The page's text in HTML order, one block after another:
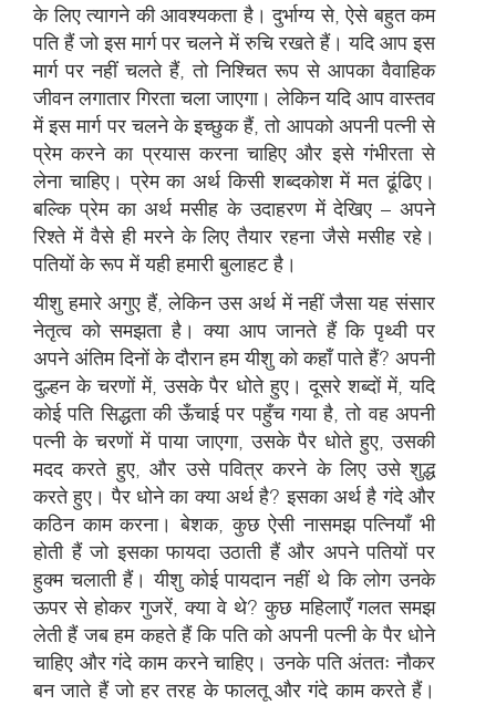
के लिए त्यागने की आवश्यकता है। दुर्भाग्य से, ऐसे बहुत कम
पति हैं जो इस मार्ग पर चलने में रुचि रखते हैं। यदि आप इस
मार्ग पर नहीं चलते हैं, तो निश्चित रूप से आपका वैवाहिक
जीवन लगातार गिरता चला जाएगा। लेकिन यदि आप वास्तव
में इस मार्ग पर चलने के इच्छुक हैं, तो आपको अपनी पत्नी से
प्रेम करने का प्रयास करना चाहिए और इसे गंभीरता से
लेना चाहिए। प्रेम का अर्थ किसी शब्दकोश में मत ढूंढिए।
बल्कि प्रेम का अर्थ मसीह के उदाहरण में देखिए – अपने
रिश्ते में वैसे ही मरने के लिए तैयार रहना जैसे मसीह रहे।
पतियों के रूप में यही हमारी बुलाहट है।
यीशु हमारे अगुए हैं, लेकिन उस अर्थ में नहीं जैसा यह संसार
नेतृत्व को समझता है। क्या आप जानते हैं कि पृथ्वी पर
अपने अंतिम दिनों के दौरान हम यीशु को कहाँ पाते हैं? अपनी
दुल्हन के चरणों में, उसके पैर धोते हुए। दूसरे शब्दों में, यदि
कोई पति सिद्धता की ऊँचाई पर पहुँच गया है, तो वह अपनी
पत्नी के चरणों में पाया जाएगा, उसके पैर धोते हुए, उसकी
मदद करते हुए, और उसे पवित्र करने के लिए उसे शुद्ध
करते हुए। पैर धोने का क्या अर्थ है? इसका अर्थ है गंदे और
कठिन काम करना। बेशक, कुछ ऐसी नासमझ पत्नियाँ भी
होती हैं जो इसका फायदा उठाती हैं और अपने पतियों पर
हुक्म चलाती हैं। यीशु कोई पायदान नहीं थे कि लोग उनके
ऊपर से होकर गुजरें, क्या वे थे? कुछ महिलाएँ गलत समझ
लेती हैं जब हम कहते हैं कि पति को अपनी पत्नी के पैर धोने
चाहिए और गंदे काम करने चाहिए। उनके पति अंततः नौकर
बन जाते हैं जो हर तरह के फालतू और गंदे काम करते हैं।